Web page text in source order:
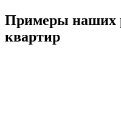
Примеры наших
квартир